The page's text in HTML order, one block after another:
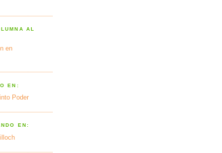
AL
en
EN:
Poder
EN: